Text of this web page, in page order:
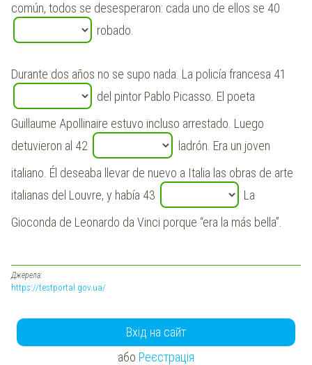
común, todos se desesperaron: cada uno de ellos se 40
robado.
Durante dos años no se supo nada. La policía francesa 41
del pintor Pablo Picasso. El poeta
Guillaume Apollinaire estuvo incluso arrestado. Luego
detuvieron al 42
ladrón. Era un joven
italiano. Él deseaba llevar de nuevo a Italia las obras de arte
italianas del Louvre, y había 43
La
Gioconda de Leonardo da Vinci porque “era la más bella”.
Джерела:
https://testportal.gov.ua/
Вхід на сайт
або Реєстрація